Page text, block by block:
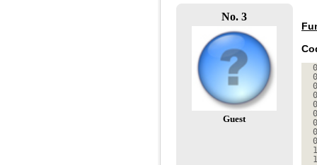
No. 3
Guest